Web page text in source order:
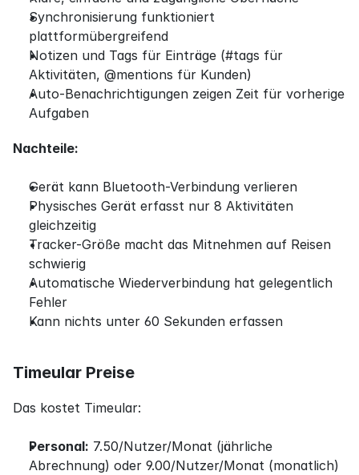
Synchronisierung funktioniert
plattformübergreifend
Notizen und Tags für Einträge (#tags für
Aktivitäten, @mentions für Kunden)
Auto-Benachrichtigungen zeigen Zeit für vorherige
Aufgaben
Nachteile:
Gerät kann Bluetooth-Verbindung verlieren
Physisches Gerät erfasst nur 8 Aktivitäten
gleichzeitig
Tracker-Größe macht das Mitnehmen auf Reisen
schwierig
Automatische Wiederverbindung hat gelegentlich
Fehler
Kann nichts unter 60 Sekunden erfassen
Timeular Preise
Das kostet Timeular:
Personal: 7.50/Nutzer/Monat (jährliche
Abrechnung) oder 9.00/Nutzer/Monat (monatlich)